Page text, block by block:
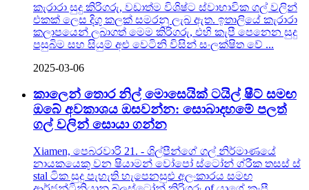
කැරාරා සුදු කිරිගරු, වඩාත්ම විශිෂ්ට ස්වාභාවික ගල් වලින්
එකක් ලෙස දිගු කලක් සමරනු ලැබ ඇත. ඉතාලියේ කැරාරා
කලාපයෙන් ලබාගත් මෙම කිරිගරු, එහි කැපී පෙනෙන සුදු
පසුබිම සහ සියුම් අළු වෙටිනි විසින් සංලක්ෂිත වේ ...
2025-03-06
කාලෙන් තොර නිල් මොසෙයික් ටයිල් ෂීට් සමඟ
ඔබේ අවකාශය ඔසවන්න: සොබාදහමේ පලත්
ගල් වලින් සොයා ගන්න
Xiamen, පෙබරවාරි 21. - ශිල්පීන්ගේ ගල් නිර්මාණයේ
නායකයෙකු වන ෂියාමන් වෝපෝ ස්ටෝන් ග්රීක තසස් ස්
stal ටික සුදු පැහැති හැපෙනසුළු අලංකාරය සමඟ